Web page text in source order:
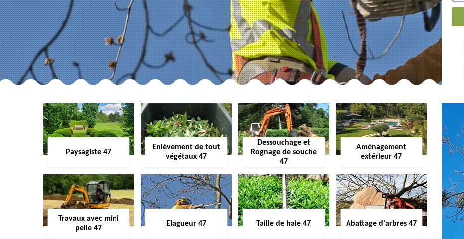
Paysagiste 47
Enlèvement de tout
végétaux 47
Dessouchage et
Rognage de souche
47
Aménagement
extérieur 47
Travaux avec mini
pelle 47
Elagueur 47 Taille de haie 47 Abattage d'arbres 47